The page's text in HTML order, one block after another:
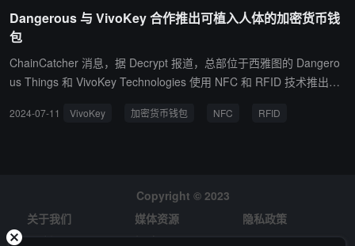
Dangerous 与 VivoKey 合作推出可植入人体的加密货币钱
包
ChainCatcher 消息，据 Decrypt 报道，总部位于西雅图的 Dangero
us Things 和 VivoKey Technologies 使用 NFC 和 RFID 技术推出可
方人员介绍，“这些钱包是硬件钱包，用于发送加密货币。你的手机
括：Satochip 钱包、Seedkeeper 应用程序和 Status IM 钥匙卡钱
包。这些钱包适用于不同的区块链网络。 Dangerous Things 和 Vivo
Key 分别于 2013 年和 2017 年成立，专门研究定制安装在人体内的
2024-07-11 VivoKey 加密货币钱包 NFC RFID
Copyright © 2023
关于我们
媒体资源
隐私政策
风险提示
招聘